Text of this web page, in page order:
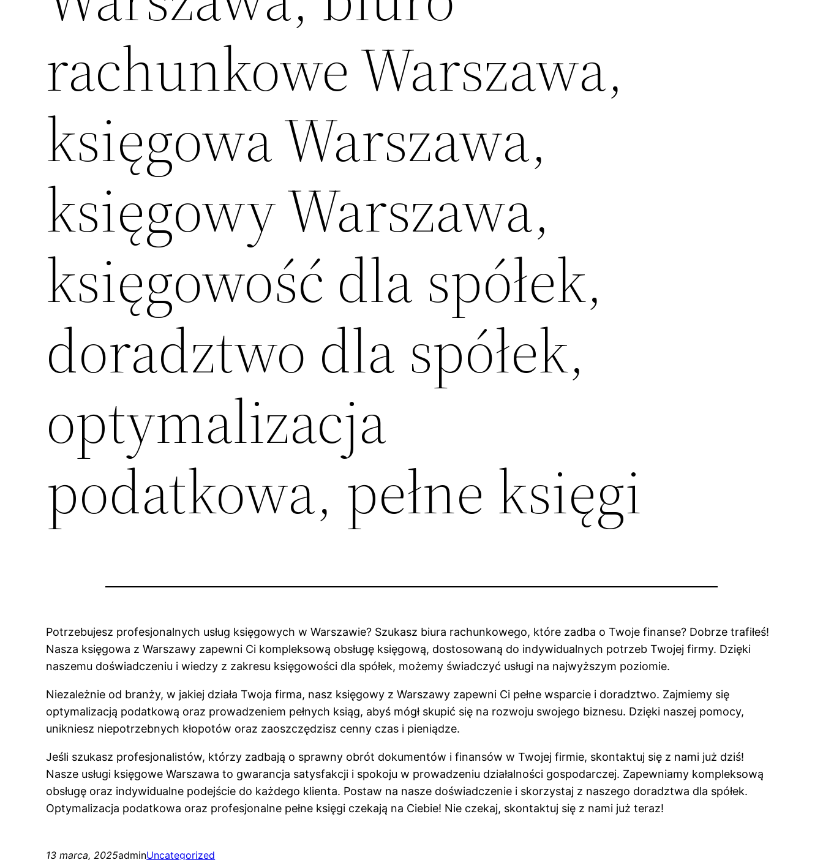
rachunkowe Warszawa,
księgowa Warszawa,
księgowy Warszawa,
księgowość dla spółek,
doradztwo dla spółek,
optymalizacja
podatkowa, pełne księgi
Potrzebujesz profesjonalnych usług księgowych w Warszawie? Szukasz biura rachunkowego, które zadba o Twoje finanse? Dobrze trafiłeś!
Nasza księgowa z Warszawy zapewni Ci kompleksową obsługę księgową, dostosowaną do indywidualnych potrzeb Twojej firmy. Dzięki
naszemu doświadczeniu i wiedzy z zakresu księgowości dla spółek, możemy świadczyć usługi na najwyższym poziomie.
Niezależnie od branży, w jakiej działa Twoja firma, nasz księgowy z Warszawy zapewni Ci pełne wsparcie i doradztwo. Zajmiemy się
optymalizacją podatkową oraz prowadzeniem pełnych ksiąg, abyś mógł skupić się na rozwoju swojego biznesu. Dzięki naszej pomocy,
unikniesz niepotrzebnych kłopotów oraz zaoszczędzisz cenny czas i pieniądze.
Jeśli szukasz profesjonalistów, którzy zadbają o sprawny obrót dokumentów i finansów w Twojej firmie, skontaktuj się z nami już dziś!
Nasze usługi księgowe Warszawa to gwarancja satysfakcji i spokoju w prowadzeniu działalności gospodarczej. Zapewniamy kompleksową
obsługę oraz indywidualne podejście do każdego klienta. Postaw na nasze doświadczenie i skorzystaj z naszego doradztwa dla spółek.
Optymalizacja podatkowa oraz profesjonalne pełne księgi czekają na Ciebie! Nie czekaj, skontaktuj się z nami już teraz!
13 marca, 2025adminUncategorized